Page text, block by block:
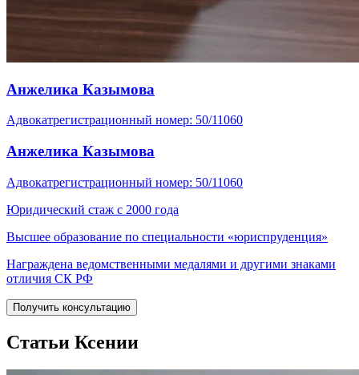
Анжелика Казымова
Адвокатрегистрационный номер: 50/11060
Анжелика Казымова
Адвокатрегистрационный номер: 50/11060
Юридический стаж с 2000 года
Высшее образование по специальности «юриспруденция»
Награждена ведомственными медалями и другими знаками
отличия СК РФ
Получить консультацию
Статьи Ксении